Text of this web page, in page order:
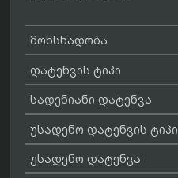
მოხსნადობა
დატენვის ტიპი
სადენიანი დატენვა
უსადენო დატენვის ტიპი
უსადენო დატენვა